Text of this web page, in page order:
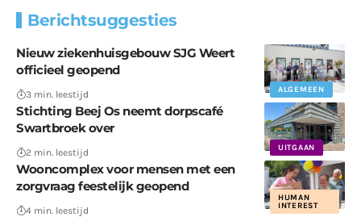
Berichtsuggesties
ALGEMEEN
Nieuw ziekenhuisgebouw SJG Weert
officieel geopend
3 min. leestijd
UITGAAN
Stichting Beej Os neemt dorpscafé
Swartbroek over
2 min. leestijd
HUMAN
INTEREST
Wooncomplex voor mensen met een
zorgvraag feestelijk geopend
4 min. leestijd